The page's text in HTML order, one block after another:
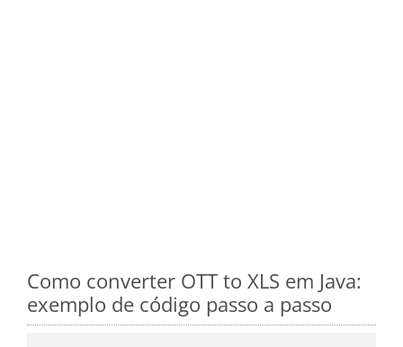
Como converter OTT to XLS em Java:
exemplo de código passo a passo